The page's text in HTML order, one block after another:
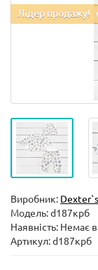
Лідер продажу!
Виробник: Dexter`s
Модель:d187крб
Наявність: Немає в
Артикул: d187крб